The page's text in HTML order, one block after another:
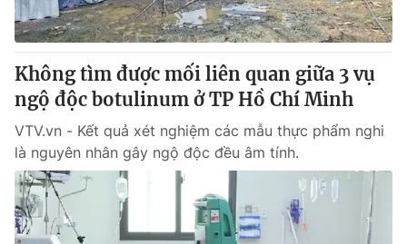
Sản phẩm
Thị trường
Tư vấn
Lịch phát sóng
Emagazine Podcast
Photo Infographic
Không tìm được mối liên quan giữa 3 vụ
ngộ độc botulinum ở TP Hồ Chí Minh
VTV.vn - Kết quả xét nghiệm các mẫu thực phẩm nghi
là nguyên nhân gây ngộ độc đều âm tính.